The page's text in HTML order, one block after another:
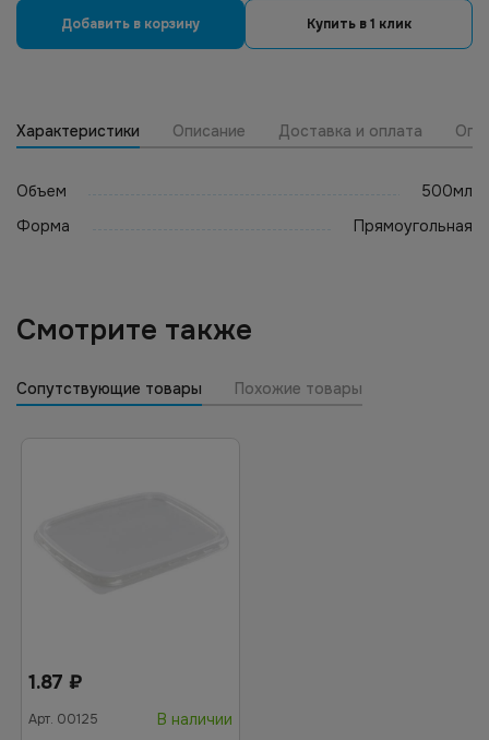
Добавить в корзину Купить в 1 клик
Характеристики Описание Доставка и оплата
Объем
500мл
Форма
Прямоугольная
Смотрите также
Сопутствующие товары Похожие товары
1.87 ₽
Арт. 00125
В наличии